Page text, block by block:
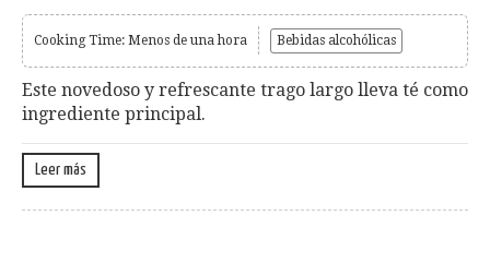
Cooking Time: Menos de una hora Bebidas alcohólicas
Este novedoso y refrescante trago largo lleva té como
ingrediente principal.
Leer más